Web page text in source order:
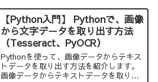
【Python入門】 Pythonで、画像
から文字データを取り出す方法
（Tesseract、PyOCR）
Pythonを使って、画像データからテキス
トデータを取り出す方法を紹介します。
画像データからテキストデータを取り出